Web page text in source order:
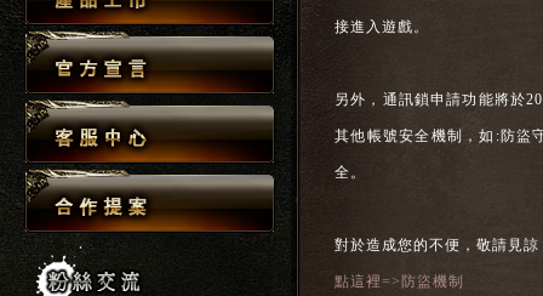
接進入遊戲。
另外，通訊鎖申請功能將於
其他帳號安全機制，如:防盜
全。
對於造成您的不便，敬請見
點這裡=>防盜機制